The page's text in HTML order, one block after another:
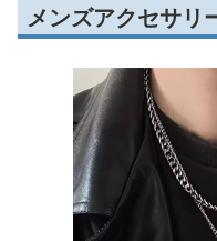
メンズアクセサリ